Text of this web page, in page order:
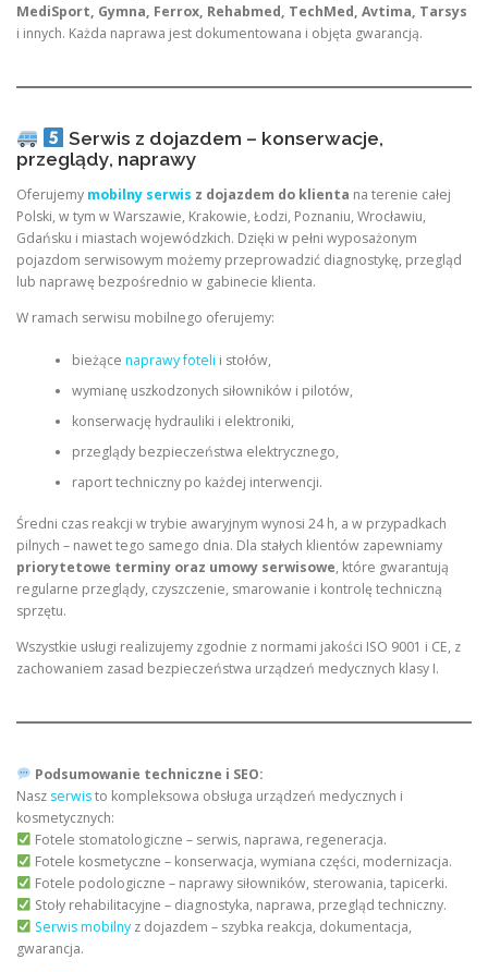
MediSport, Gymna, Ferrox, Rehabmed, TechMed, Avtima, Tarsys
i innych. Każda naprawa jest dokumentowana i objęta gwarancją.
Serwis z dojazdem – konserwacje,
przeglądy, naprawy
Oferujemy mobilny serwis z dojazdem do klienta na terenie całej
Polski, w tym w Warszawie, Krakowie, Łodzi, Poznaniu, Wrocławiu,
Gdańsku i miastach wojewódzkich. Dzięki w pełni wyposażonym
pojazdom serwisowym możemy przeprowadzić diagnostykę, przegląd
lub naprawę bezpośrednio w gabinecie klienta.
W ramach serwisu mobilnego oferujemy:
bieżące naprawy foteli i stołów,
wymianę uszkodzonych siłowników i pilotów,
konserwację hydrauliki i elektroniki,
przeglądy bezpieczeństwa elektrycznego,
raport techniczny po każdej interwencji.
Średni czas reakcji w trybie awaryjnym wynosi 24 h, a w przypadkach
pilnych – nawet tego samego dnia. Dla stałych klientów zapewniamy
priorytetowe terminy oraz umowy serwisowe, które gwarantują
regularne przeglądy, czyszczenie, smarowanie i kontrolę techniczną
sprzętu.
Wszystkie usługi realizujemy zgodnie z normami jakości ISO 9001 i CE, z
zachowaniem zasad bezpieczeństwa urządzeń medycznych klasy I.
Podsumowanie techniczne i SEO:
Nasz serwisto kompleksowa obsługa urządzeń medycznych i
kosmetycznych:
Fotele stomatologiczne – serwis, naprawa, regeneracja.
Fotele kosmetyczne – konserwacja, wymiana części, modernizacja.
Fotele podologiczne – naprawy siłowników, sterowania, tapicerki.
Stoły rehabilitacyjne – diagnostyka, naprawa, przegląd techniczny.
Serwis mobilnyz dojazdem – szybka reakcja, dokumentacja,
gwarancja.